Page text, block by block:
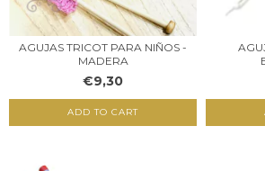
AGUJAS TRICOT PARA NIÑOS -
MADERA
€9,30
ADD TO CART